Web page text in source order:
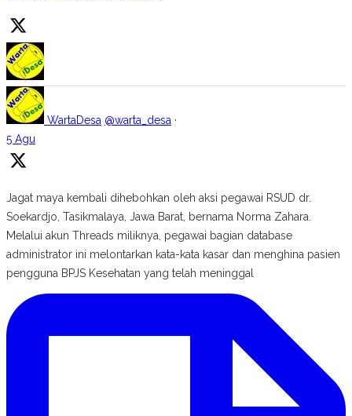
WartaDesa @warta_desa ·
5 Agu
Jagat maya kembali dihebohkan oleh aksi pegawai RSUD dr.
Soekardjo, Tasikmalaya, Jawa Barat, bernama Norma Zahara.
Melalui akun Threads miliknya, pegawai bagian database
administrator ini melontarkan kata-kata kasar dan menghina pasien
pengguna BPJS Kesehatan yang telah meninggal